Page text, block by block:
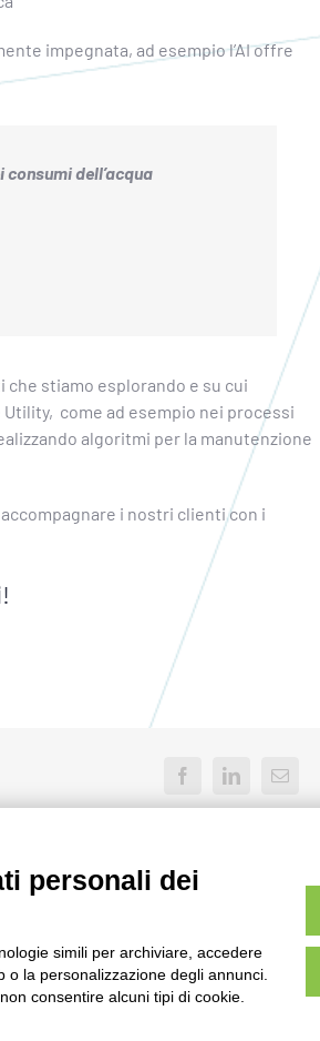
impegnata, ad esempio l’AI offre
dell’acqua
stiamo esplorando e su cui
come ad esempio nei processi
algoritmi per la manutenzione
i nostri clienti con i
!
FacebookLinkedInEmail
personali dei
simili per archiviare, accedere
la personalizzazione degli annunci.
consentire alcuni tipi di cookie.